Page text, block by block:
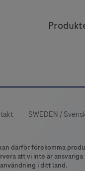
SWEDEN/
därför förekomma
att vi inte är
i ditt land.